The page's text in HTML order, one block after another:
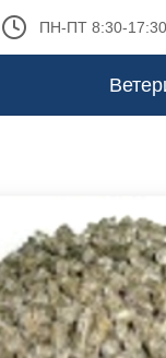
ПН-ПТ 8:30-17:30